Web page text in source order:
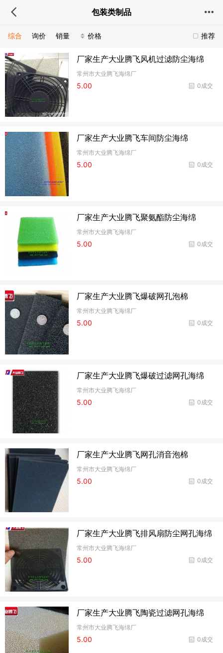
包装类制品
推荐
综合 询价 销量 价格
厂家生产大业腾飞风机过滤防尘海绵
常州市大业腾飞海绵厂
0成交
5.00
厂家生产大业腾飞车间防尘海绵
常州市大业腾飞海绵厂
0成交
5.00
厂家生产大业腾飞聚氨酯防尘海绵
常州市大业腾飞海绵厂
0成交
5.00
厂家生产大业腾飞爆破网孔泡棉
常州市大业腾飞海绵厂
0成交
5.00
厂家生产大业腾飞爆破过滤网孔海绵
常州市大业腾飞海绵厂
0成交
5.00
厂家生产大业腾飞网孔消音泡棉
常州市大业腾飞海绵厂
0成交
5.00
厂家生产大业腾飞排风扇防尘网孔海绵
常州市大业腾飞海绵厂
0成交
5.00
厂家生产大业腾飞陶瓷过滤网孔海绵
常州市大业腾飞海绵厂
0成交
5.00